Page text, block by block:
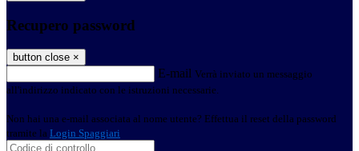
Recupero password
button close ×
E-mail Verrà inviato un messaggio
all'indirizzo indicato con le istruzioni necessarie.
Non hai una e-mail associata al nome utente? Effettua il reset della password
tramite la Login Spaggiari